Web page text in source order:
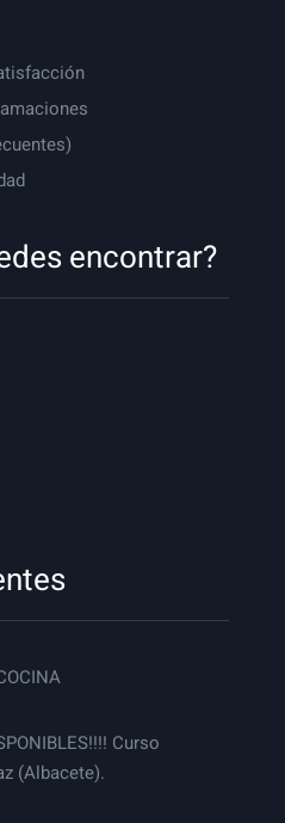
encontrar?
Curso
(Albacete).